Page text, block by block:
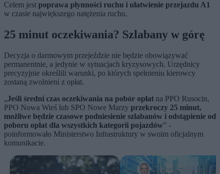
Celem jest poprawa płynności ruchu i ułatwienie przejazdu A1
w czasie największego natężenia ruchu.
25 minut oczekiwania? Szlabany w górę
Decyzja o darmowym przejeździe nie będzie obowiązywać
permanentnie, a jedynie w sytuacjach kryzysowych. Urzędnicy
precyzyjnie określili warunki, po których spełnieniu kierowcy
zostaną zwolnieni z opłat.
„Jeśli średni czas oczekiwania na pobór opłat na PPO Rusocin,
PPO Nowa Wieś lub SPO Nowe Marzy przekroczy 25 minut,
możliwe będzie czasowe podniesienie szlabanów i odstąpienie od
poboru opłat dla wszystkich kategorii pojazdów” -
poinformowało Ministerstwo Infrastruktury w swoim oficjalnym
komunikacie.